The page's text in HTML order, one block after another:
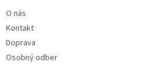
O nás
Kontakt
Doprava
Osobný odber